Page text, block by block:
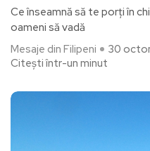
Ce înseamnă să te porți în
oameni să vadă
Mesaje din Filipeni
30
Citești într-un minut